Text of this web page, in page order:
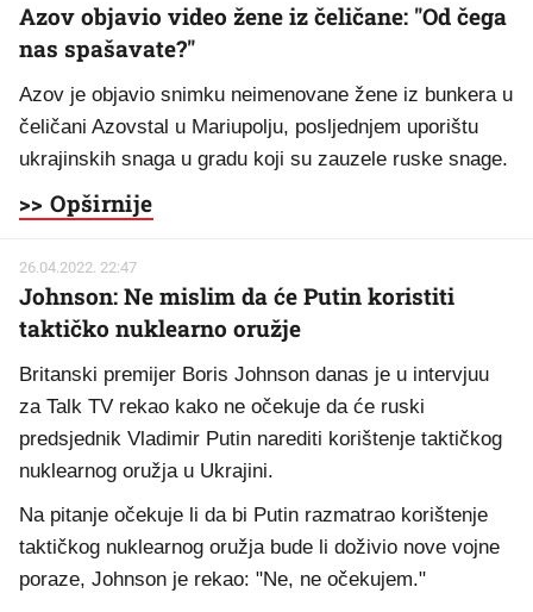
Azov objavio video žene iz čeličane: "Od čega
nas spašavate?"
Azov je objavio snimku neimenovane žene iz bunkera u
čeličani Azovstal u Mariupolju, posljednjem uporištu
ukrajinskih snaga u gradu koji su zauzele ruske snage.
>> Opširnije
26.04.2022. 22:47
Johnson: Ne mislim da će Putin koristiti
taktičko nuklearno oružje
Britanski premijer Boris Johnson danas je u intervjuu
za Talk TV rekao kako ne očekuje da će ruski
predsjednik Vladimir Putin narediti korištenje taktičkog
nuklearnog oružja u Ukrajini.
Na pitanje očekuje li da bi Putin razmatrao korištenje
taktičkog nuklearnog oružja bude li doživio nove vojne
poraze, Johnson je rekao: "Ne, ne očekujem."